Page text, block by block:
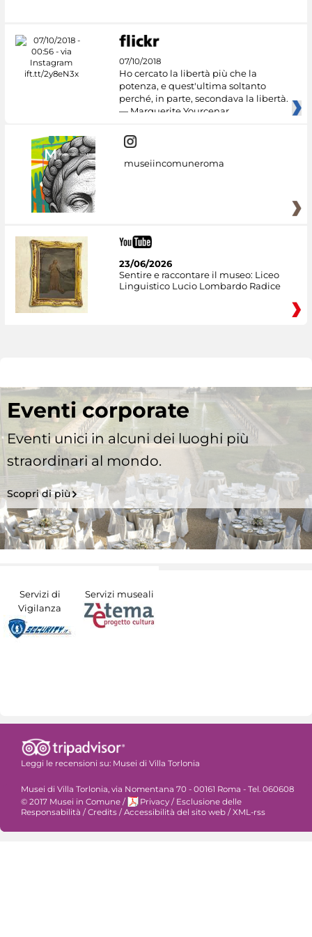
07/10/2018
Ho cercato la libertà più che la
potenza, e quest'ultima soltanto
perché, in parte, secondava la libertà.
— Marguerite Yourcenar
museiincomuneroma
23/06/2026
Sentire e raccontare il museo: Liceo
Linguistico Lucio Lombardo Radice
Eventi corporate
Eventi unici in alcuni dei luoghi più
straordinari al mondo.
Scopri di più
Servizi di
Vigilanza
Servizi museali
Leggi le recensioni su: Musei di Villa Torlonia
Musei di Villa Torlonia, via Nomentana 70 - 00161 Roma - Tel. 060608
© 2017 Musei in Comune / Privacy / Esclusione delle
Responsabilità / Credits / Accessibilità del sito web / XML-rss